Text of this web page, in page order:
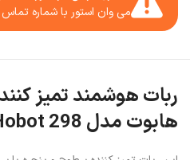
می وان استور با شماره تماس
ربات هوشمند تمیز
هابوت مدل Hobot 298